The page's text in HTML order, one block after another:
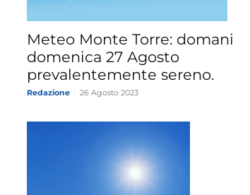
Meteo Monte Torre: domani
domenica 27 Agosto
prevalentemente sereno.
Redazione 26 Agosto 2023